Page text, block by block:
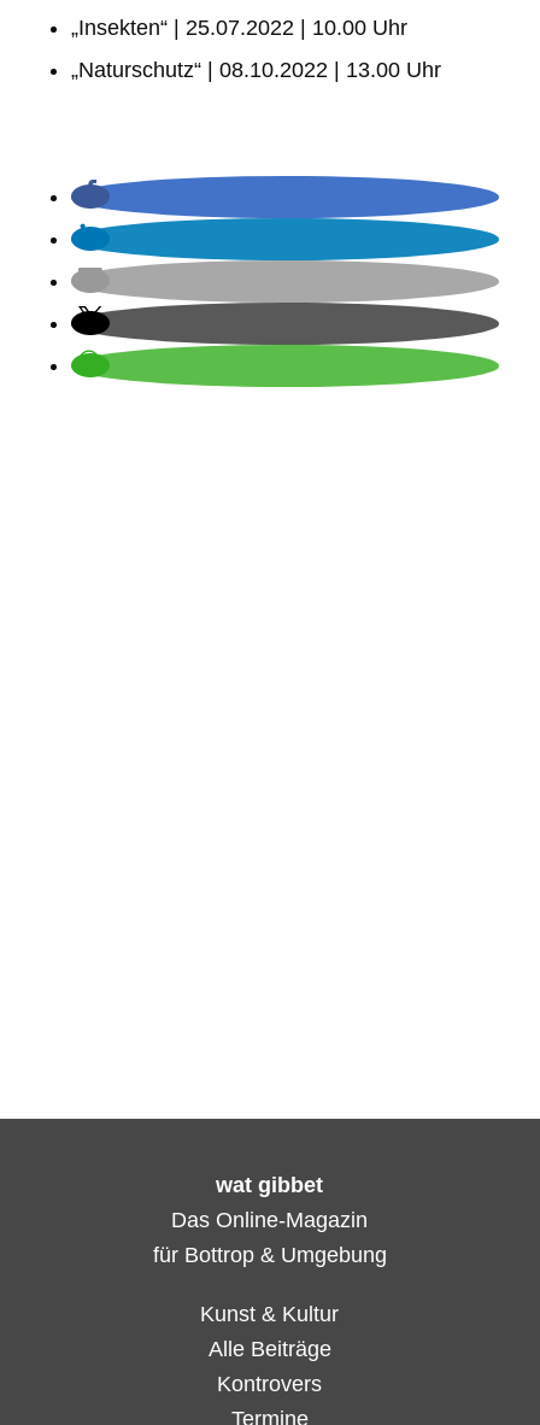
„Insekten“ | 25.07.2022 | 10.00 Uhr
„Naturschutz“ | 08.10.2022 | 13.00 Uhr
wat gibbet
Das Online-Magazin
für Bottrop & Umgebung
Kunst & Kultur
Alle Beiträge
Kontrovers
Termine